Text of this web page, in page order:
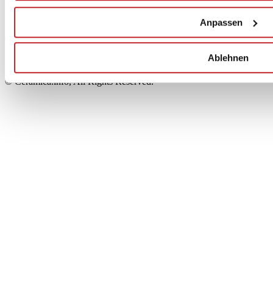
Anpassen
Ablehnen
Edi.Cer S.p.a. Società unipersonale
Viale Monte Santo, 40 - 41049 Sassuolo (MO) - Italy
Capitale Sociale: 2.500.000 euro - Codice fiscale e P.IVA
00853700367
© Ceramica.info, All Rights Reserved.